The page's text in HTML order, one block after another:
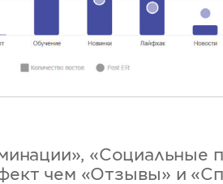
«Социальные
чем «Отзывы» и